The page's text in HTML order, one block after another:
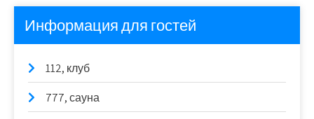
Информация для гостей
112, клуб
777, сауна